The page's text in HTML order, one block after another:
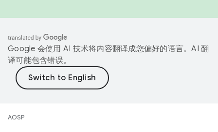
Google 会使用 AI 技术将内容翻译成您偏好的语言。AI 翻
译可能包含错误。
AOSP